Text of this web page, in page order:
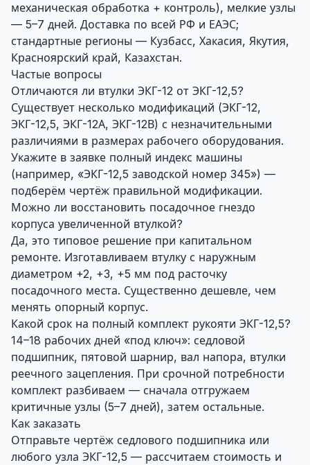
механическая обработка + контроль), мелкие узлы
— 5–7 дней. Доставка по всей РФ и ЕАЭС;
стандартные регионы — Кузбасс, Хакасия, Якутия,
Красноярский край, Казахстан.
Частые вопросы
Отличаются ли втулки ЭКГ-12 от ЭКГ-12,5?
Существует несколько модификаций (ЭКГ-12,
ЭКГ-12,5, ЭКГ-12А, ЭКГ-12В) с незначительными
различиями в размерах рабочего оборудования.
Укажите в заявке полный индекс машины
(например, «ЭКГ-12,5 заводской номер 345») —
подберём чертёж правильной модификации.
Можно ли восстановить посадочное гнездо
корпуса увеличенной втулкой?
Да, это типовое решение при капитальном
ремонте. Изготавливаем втулку с наружным
диаметром +2, +3, +5 мм под расточку
посадочного места. Существенно дешевле, чем
менять опорный корпус.
Какой срок на полный комплект рукояти ЭКГ-12,5?
14–18 рабочих дней «под ключ»: седловой
подшипник, пятовой шарнир, вал напора, втулки
реечного зацепления. При срочной потребности
комплект разбиваем — сначала отгружаем
критичные узлы (5–7 дней), затем остальные.
Как заказать
Отправьте чертёж седлового подшипника или
любого узла ЭКГ-12,5 — рассчитаем стоимость и